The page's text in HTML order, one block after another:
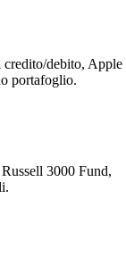
debito, Apple
portafoglio.
3000 Fund,